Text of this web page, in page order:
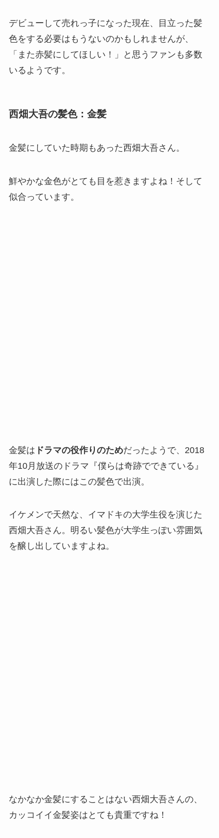
デビューして売れっ子になった現在、目立った髪
色をする必要はもうないのかもしれませんが、
「また赤髪にしてほしい！」と思うファンも多数
いるようです。
西畑大吾の髪色：金髪
金髪にしていた時期もあった西畑大吾さん。
鮮やかな金色がとても目を惹きますよね！そして
似合っています。
金髪は ドラマの役作りのためだったようで、2018
年10月放送のドラマ 『僕らは奇跡でできている』
に出演した際にはこの髪色で出演。
イケメンで天然な、イマドキの大学生役を演じた
西畑大吾さん。明るい髪色が大学生っぽい雰囲気
を醸し出していますよね。
なかなか金髪にすることはない西畑大吾さんの、
カッコイイ金髪姿はとても貴重ですね！